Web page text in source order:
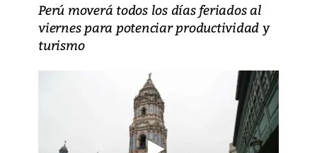
Perú moverá todos los días feriados al
viernes para potenciar productividad y
turismo